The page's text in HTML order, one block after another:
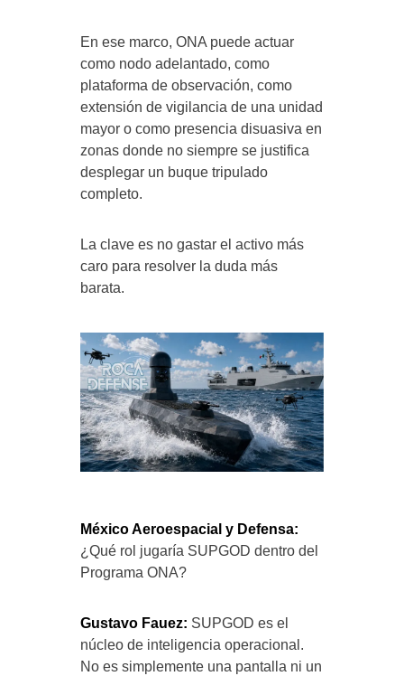
En ese marco, ONA puede actuar
como nodo adelantado, como
plataforma de observación, como
extensión de vigilancia de una unidad
mayor o como presencia disuasiva en
zonas donde no siempre se justifica
desplegar un buque tripulado
completo.
La clave es no gastar el activo más
caro para resolver la duda más
barata.
México Aeroespacial y Defensa:
¿Qué rol jugaría SUPGOD dentro del
Programa ONA?
Gustavo Fauez: SUPGOD es el
núcleo de inteligencia operacional.
No es simplemente una pantalla ni un